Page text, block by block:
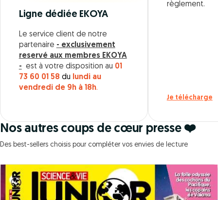
Ligne dédiée EKOYA
Le service client de notre
partenaire - exclusivement
reservé aux membres EKOYA
- est à votre disposition au 01
73 60 01 58 du
lundi au
vendredi de 9h à 18h.
règlement.
Je télécharge
Nos autres coups de cœur presse ❤️
Des best-sellers choisis pour compléter vos envies de lecture